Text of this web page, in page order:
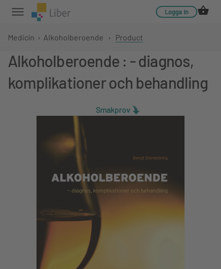
Logga in
Medicin › Alkoholberoende › Product
Alkoholberoende : - diagnos,
komplikationer och behandling
Smakprov